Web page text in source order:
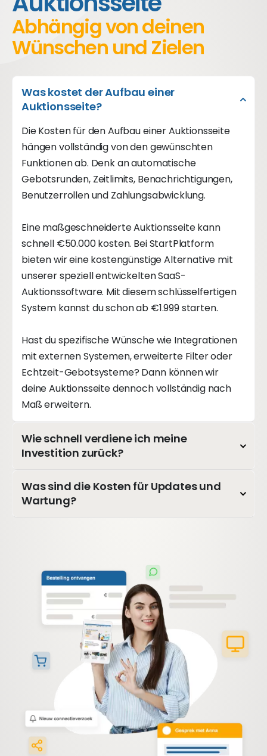
Abhängig von deinen
Wünschen und Zielen
Was kostet der Aufbau einer
Auktionsseite?
Die Kosten für den Aufbau einer Auktionsseite
hängen vollständig von den gewünschten
Funktionen ab. Denk an automatische
Gebotsrunden, Zeitlimits, Benachrichtigungen,
Benutzerrollen und Zahlungsabwicklung.
Eine maßgeschneiderte Auktionsseite kann
schnell €50.000 kosten. Bei StartPlatform
bieten wir eine kostengünstige Alternative mit
unserer speziell entwickelten SaaS-
Auktionssoftware. Mit diesem schlüsselfertigen
System kannst du schon ab €1.999 starten.
Hast du spezifische Wünsche wie Integrationen
mit externen Systemen, erweiterte Filter oder
Echtzeit-Gebotsysteme? Dann können wir
deine Auktionsseite dennoch vollständig nach
Maß erweitern.
Wie schnell verdiene ich meine
Investition zurück?
Was sind die Kosten für Updates und
Wartung?